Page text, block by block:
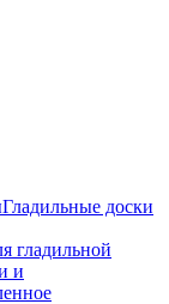
Гладильные доски
гладильной
и